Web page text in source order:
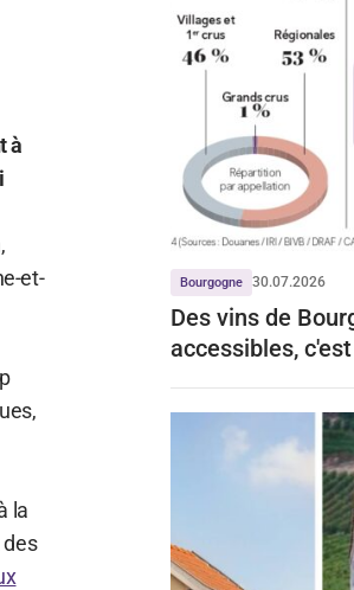
à
et-
la
Bourgogne 30.07.2026
Des vins de
accessibles,